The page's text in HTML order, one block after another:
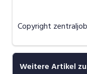
Copyright
Weitere Artikel